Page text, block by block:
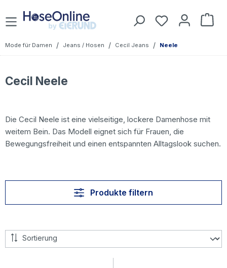
Zum Hauptinhalt springen Du hast 0
Mode für Damen / Jeans / Hosen / Cecil Jeans / Neele
Cecil Neele
Die Cecil Neele ist eine vielseitige, lockere Damenhose mit
weitem Bein. Das Modell eignet sich für Frauen, die
Bewegungsfreiheit und einen entspannten Alltagslook suchen.
Produkte filtern